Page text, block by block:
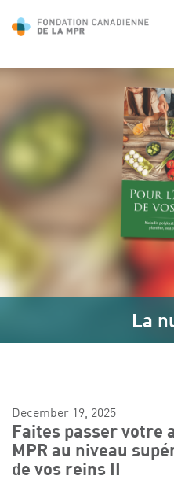
La
December 19, 2025
Faites passer votre
MPR au niveau
de vos reins II